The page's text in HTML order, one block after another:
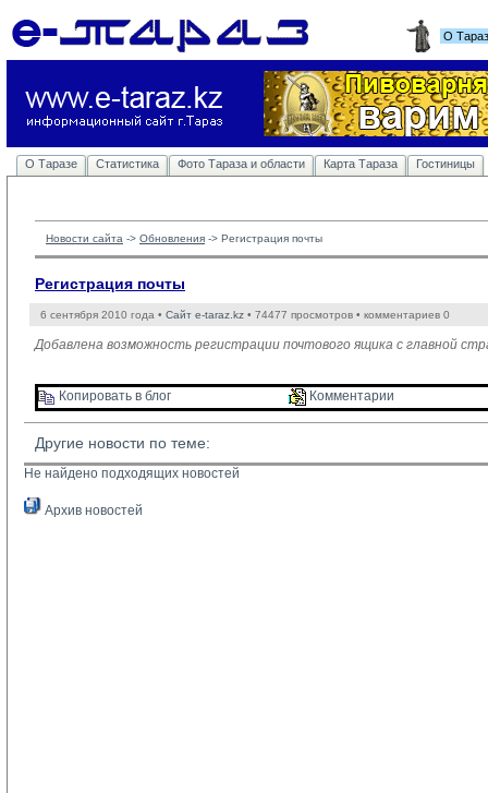
О
О Таразе Статистика Фото Тараза и области Карта Тараза Гостиницы
Новости сайта -> Обновления -> Регистрация почты
Регистрация почты
6 сентября 2010 года • Сайт e-taraz.kz • 74477 просмотров • комментариев 0
Добавлена возможность регистрации почтового ящика с главной
Копировать в блог Комментарии
Другие новости по теме:
Не найдено подходящих новостей
Архив новостей